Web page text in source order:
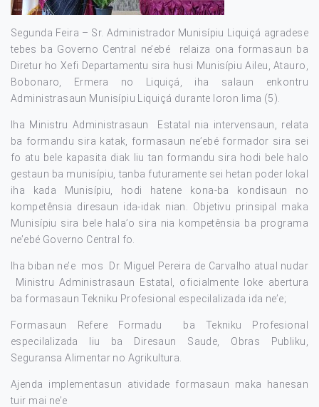
Segunda Feira – Sr. Administrador Munisípiu Liquiçá agradese
tebes ba Governo Central ne’ebé relaiza ona formasaun ba
Diretur ho Xefi Departamentu sira husi Munisípiu Aileu, Atauro,
Bobonaro, Ermera no Liquiçá, iha salaun enkontru
Administrasaun Munisípiu Liquiçá durante loron lima (5).
Iha Ministru Administrasaun Estatal nia intervensaun, relata
ba formandu sira katak, formasaun ne’ebé formador sira sei
fo atu bele kapasita diak liu tan formandu sira hodi bele halo
gestaun ba munisípiu, tanba futuramente sei hetan poder lokal
iha kada Munisípiu, hodi hatene kona-ba kondisaun no
kompetênsia diresaun ida-idak nian. Objetivu prinsipal maka
Munisípiu sira bele hala’o sira nia kompetênsia ba programa
ne’ebé Governo Central fo.
Iha biban ne’e mos Dr. Miguel Pereira de Carvalho atual nudar
Ministru Administrasaun Estatal, oficialmente loke abertura
ba formasaun Tekniku Profesional especilalizada ida ne’e;
Formasaun Refere Formadu ba Tekniku Profesional
especilalizada liu ba Diresaun Saude, Obras Publiku,
Seguransa Alimentar no Agrikultura.
Ajenda implementasun atividade formasaun maka hanesan
tuir mai ne’e